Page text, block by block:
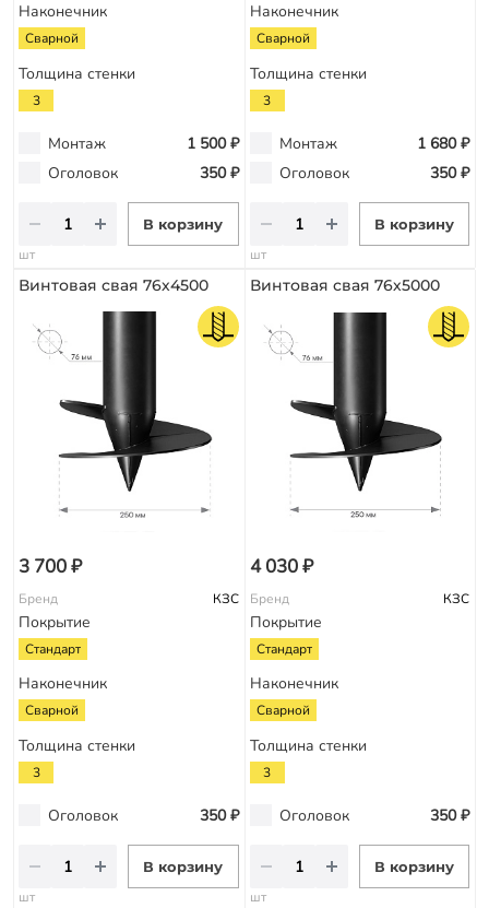
Наконечник
Сварной
Толщина стенки
3
Монтаж
1 500 ₽
Оголовок
350 ₽
В корзину
шт
Наконечник
Сварной
Толщина стенки
3
Монтаж
1 680 ₽
Оголовок
350 ₽
В корзину
шт
Винтовая свая 76х4500
3 700 ₽
Бренд КЗС
Покрытие
Стандарт
Наконечник
Сварной
Толщина стенки
3
Оголовок 350 ₽
В корзину
шт
Винтовая свая 76х5000
4 030 ₽
Бренд КЗС
Покрытие
Стандарт
Наконечник
Сварной
Толщина стенки
3
Оголовок 350 ₽
В корзину
шт